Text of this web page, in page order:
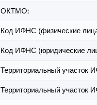
ОКТМО:
Код ИФНС (физические
Код ИФНС (юридические
Территориальный участок
Территориальный участок